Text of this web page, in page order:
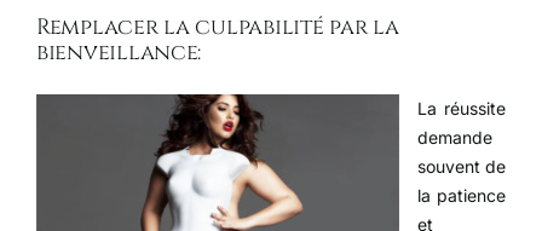
Remplacer la culpabilité par la
bienveillance:
La réussite
demande
souvent de
la patience
et